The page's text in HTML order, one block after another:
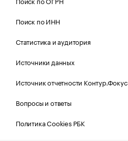
Поиск по ИНН
Статистика и аудитория
Источники данных
Источник отчетности Контур.Фокус
Вопросы и ответы
Политика Cookies РБК